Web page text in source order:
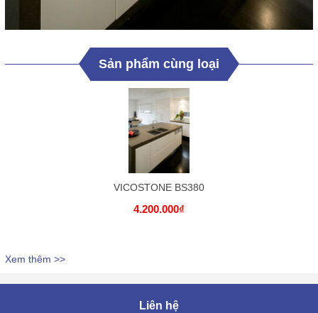
Sản phẩm cùng loại
VICOSTONE BS380
4.200.000₫
Xem thêm >>
Liên hệ